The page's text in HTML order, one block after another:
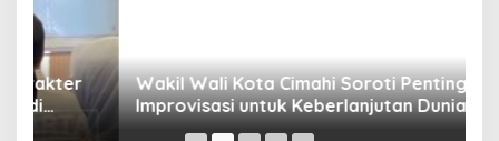
Wakil Wali Kota Cimahi Soroti Pentingnya
Improvisasi untuk Keberlanjutan Dunia
Pendidikan